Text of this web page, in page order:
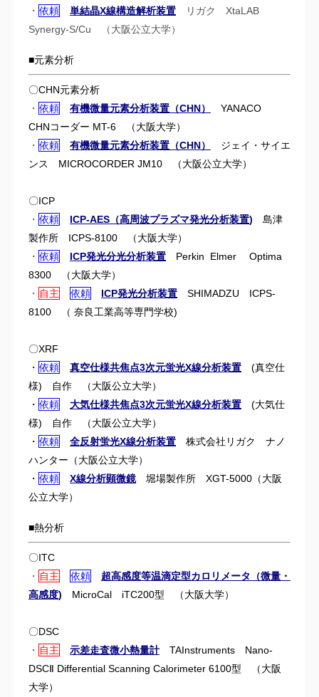
・ 依頼 単結晶X線構造解析装置 リガク XtaLAB
Synergy-S/Cu （大阪公立大学）
■元素分析
〇CHN元素分析
・ 依頼 有機微量元素分析装置（CHN）
YANACO
CHNコーダー MT-6 （大阪大学）
・ 依頼 有機微量元素分析装置（CHN）
ジェイ・サイエ
ンス MICROCORDER JM10 （大阪公立大学）
〇ICP
・ 依頼 ICP-AES（高周波プラズマ発光分析装置)
島津
製作所 ICPS-8100 （大阪大学）
・ 依頼 ICP発光分光分析装置
Perkin Elmer Optima
8300 （大阪大学）
・ 自主 依頼 ICP発光分析装置
SHIMADZU ICPS-
8100 （ 奈良工業高等専門学校)
〇XRF
・ 依頼 真空仕様共焦点3次元蛍光X線分析装置 (真空仕
様) 自作 （大阪公立大学）
・ 依頼 大気仕様共焦点3次元蛍光X線分析装置 (大気仕
様) 自作 （大阪公立大学）
・ 依頼 全反射蛍光X線分析装置
株式会社リガク ナノ
ハンター（大阪公立大学）
・ 依頼 X線分析顕微鏡 堀場製作所 XGT-5000（大阪
公立大学）
■熱分析
〇ITC
・ 自主 依頼
超高感度等温滴定型カロリメータ（微量・
高感度) MicroCal iTC200型 （大阪大学）
〇DSC
・ 自主 示差走査微小熱量計
TAInstruments Nano-
DSCⅡ Differential Scanning Calorimeter 6100型 （大阪
大学）